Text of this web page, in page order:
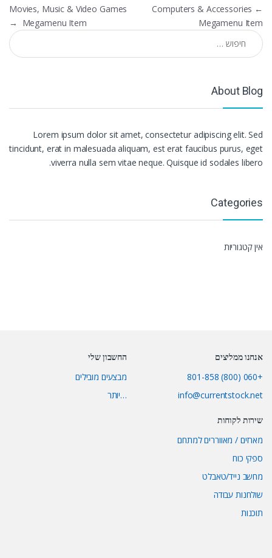
ניווט
←
Computers & Accessories
Megamenu Item
Movies, Music & Video Games
Megamenu Item
→
חיפוש:
About Blog
Lorem ipsum dolor sit amet, consectetur adipiscing elit. Sed
tincidunt, erat in malesuada aliquam, est erat faucibus purus, eget
viverra nulla sem vitae neque. Quisque id sodales libero.
Categories
אין קטגוריות
אנחנו ממליצים
+060 (800) 801-858
info@currentstock.net
החשבון שלי
מבצעים מובילים
…יותר
שירות לקוחות
מארזים / מאווררים למתחם
ספקי כוח
מחשב נייד/טאבלט
שולחנות עבודה
תוכנות